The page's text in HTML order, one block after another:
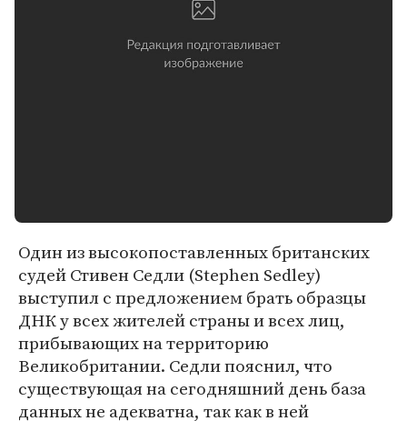
Один из высокопоставленных британских
судей Стивен Седли (Stephen Sedley)
выступил с предложением брать образцы
ДНК у всех жителей страны и всех лиц,
прибывающих на территорию
Великобритании. Седли пояснил, что
существующая на сегодняшний день база
данных не адекватна, так как в ней